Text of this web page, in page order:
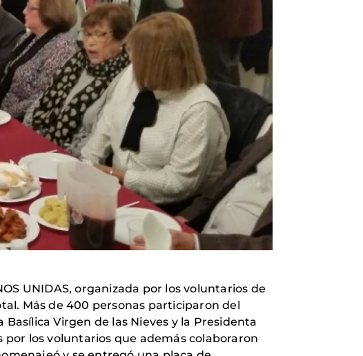
UNIDAS, organizada por los voluntarios de
Más de 400 personas participaron del
Virgen de las Nieves y la Presidenta
por los voluntarios que además colaboraron